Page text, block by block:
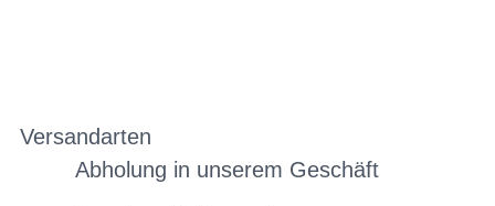
Versandarten
Abholung in unserem Geschäft